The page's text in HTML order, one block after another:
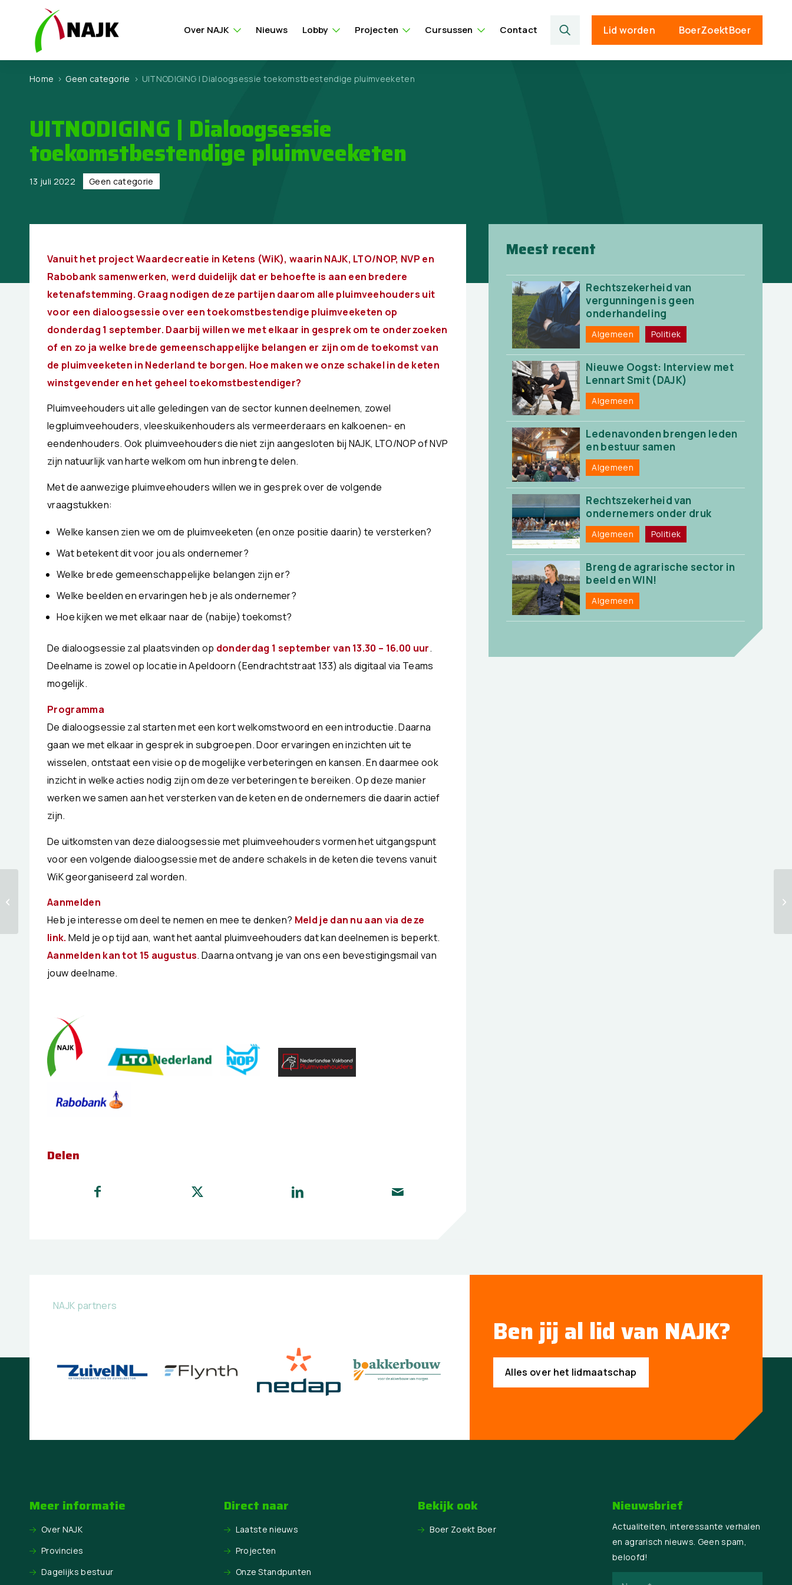
Over NAJK Nieuws Lobby Projecten Cursussen Contact Lid worden BoerZoektBoer
Home > Geen categorie > UITNODIGING | Dialoogsessie toekomstbestendige pluimveeketen
UITNODIGING | Dialoogsessie
toekomstbestendige pluimveeketen
13 juli 2022 Geen categorie
Vanuit het project Waardecreatie in Ketens (WiK), waarin NAJK, LTO/NOP, NVP en
Rabobank samenwerken, werd duidelijk dat er behoefte is aan een bredere
ketenafstemming. Graag nodigen deze partijen daarom alle pluimveehouders uit
voor een dialoogsessie over een toekomstbestendige pluimveeketen op
donderdag 1 september. Daarbij willen we met elkaar in gesprek om te onderzoeken
of en zo ja welke brede gemeenschappelijke belangen er zijn om de toekomst van
de pluimveeketen in Nederland te borgen. Hoe maken we onze schakel in de keten
winstgevender en het geheel toekomstbestendiger?
Pluimveehouders uit alle geledingen van de sector kunnen deelnemen, zowel
legpluimveehouders, vleeskuikenhouders als vermeerderaars en kalkoenen- en
eendenhouders. Ook pluimveehouders die niet zijn aangesloten bij NAJK, LTO/NOP of NVP
zijn natuurlijk van harte welkom om hun inbreng te delen.
Met de aanwezige pluimveehouders willen we in gesprek over de volgende
vraagstukken:
Welke kansen zien we om de pluimveeketen (en onze positie daarin) te versterken?
Wat betekent dit voor jou als ondernemer?
Welke brede gemeenschappelijke belangen zijn er?
Welke beelden en ervaringen heb je als ondernemer?
Hoe kijken we met elkaar naar de (nabije) toekomst?
De dialoogsessie zal plaatsvinden op donderdag 1 september van 13.30 – 16.00 uur.
Deelname is zowel op locatie in Apeldoorn (Eendrachtstraat 133) als digitaal via Teams
mogelijk.
Programma
De dialoogsessie zal starten met een kort welkomstwoord en een introductie. Daarna
gaan we met elkaar in gesprek in subgroepen. Door ervaringen en inzichten uit te
wisselen, ontstaat een visie op de mogelijke verbeteringen en kansen. En daarmee ook
inzicht in welke acties nodig zijn om deze verbeteringen te bereiken. Op deze manier
werken we samen aan het versterken van de keten en de ondernemers die daarin actief
zijn.
De uitkomsten van deze dialoogsessie met pluimveehouders vormen het uitgangspunt
voor een volgende dialoogsessie met de andere schakels in de keten die tevens vanuit
WiK georganiseerd zal worden.
Aanmelden
Heb je interesse om deel te nemen en mee te denken? Meld je dan nu aan via deze
link. Meld je op tijd aan, want het aantal pluimveehouders dat kan deelnemen is beperkt.
Aanmelden kan tot 15 augustus. Daarna ontvang je van ons een bevestigingsmail van
jouw deelname.
Delen
Meest recent
Rechtszekerheid van
vergunningen is geen
onderhandeling
Algemeen Politiek
Nieuwe Oogst: Interview met
Lennart Smit (DAJK)
Algemeen
Ledenavonden brengen leden
en bestuur samen
Algemeen
Rechtszekerheid van
ondernemers onder druk
Algemeen Politiek
Breng de agrarische sector in
beeld en WIN!
Algemeen
NAJK partners
Ben jij al lid van NAJK?
Alles over het lidmaatschap
Meer informatie
Over NAJK
Provincies
Dagelijks bestuur
Direct naar
Laatste nieuws
Projecten
Onze Standpunten
Bekijk ook
Boer Zoekt Boer
Nieuwsbrief
Actualiteiten, interessante verhalen
en agrarisch nieuws. Geen spam,
beloofd!
minister-president